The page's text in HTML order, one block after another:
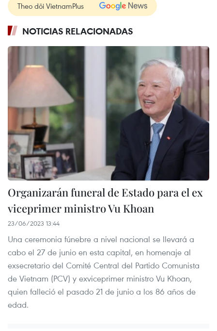
Theo dõi VietnamPlus
NOTICIAS RELACIONADAS
Organizarán funeral de Estado para el ex
viceprimer ministro Vu Khoan
23/06/2023 13:44
Una ceremonia fúnebre a nivel nacional se llevará a
cabo el 27 de junio en esta capital, en homenaje al
exsecretario del Comité Central del Partido Comunista
de Vietnam (PCV) y exviceprimer ministro Vu Khoan,
quien falleció el pasado 21 de junio a los 86 años de
edad.